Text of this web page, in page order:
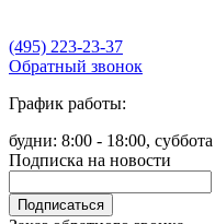
(495) 223-23-37
Обратный звонок
График работы:
будни: 8:00 - 18:00,
Подписка на новости
Подписаться